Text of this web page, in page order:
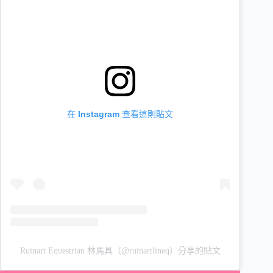
在 Instagram 查看這則貼文
Ruinart Equestrian 林馬具（@ruinartlineq）分享的貼文